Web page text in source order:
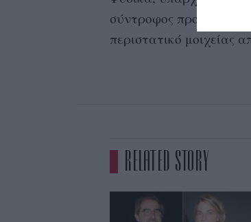
σύντροφος προσπαθεί
περιστατικό μοιχείας
RELATED STORY